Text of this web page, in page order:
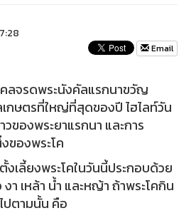
Email
จรดพระนังคัลแรกนาขวัญ
กษตรที่ใหญ่ที่สุดของปี ไฮไลท์วัน
ของพระยาแรกนา และการ
ของพระโค
งเลี้ยงพระโคในวันนี้ประกอบด้วย
งา เหล้า น้ำ และหญ้า ถ้าพระโคกิน
ปตามนั้น คือ